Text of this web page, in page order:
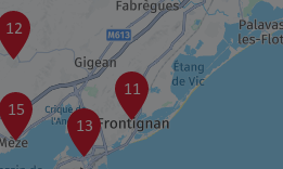
15
12
13
11